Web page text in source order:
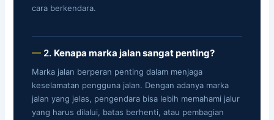
cara berkendara.
2. Kenapa marka jalan sangat penting?
Marka jalan berperan penting dalam menjaga
keselamatan pengguna jalan. Dengan adanya marka
jalan yang jelas, pengendara bisa lebih memahami jalur
yang harus dilalui, batas berhenti, atau pembagian